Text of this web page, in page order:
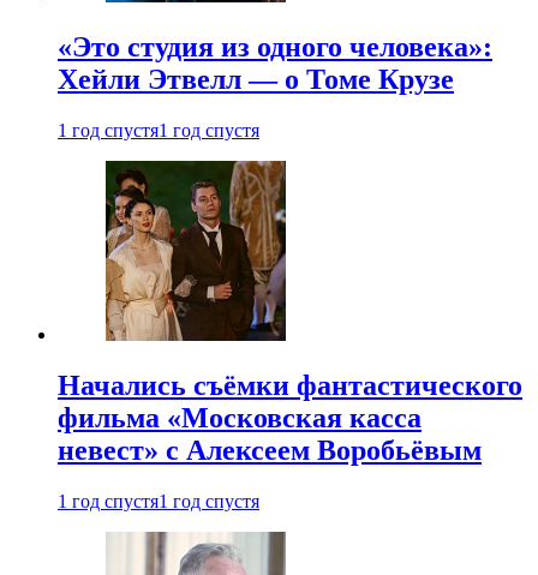
«Это студия из одного человека»:
Хейли Этвелл — о Томе Крузе
1 год спустя1 год спустя
Начались съёмки фантастического
фильма «Московская касса
невест» с Алексеем Воробьёвым
1 год спустя1 год спустя